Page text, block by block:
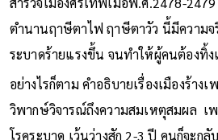
ตำนานฤาษีตาไฟ ฤาษีตาวัว นี้มีความจ
ระบาดร้ายแรงขึ้น จนทำให้ผู้คนต้องทิ้ง
อย่างไรก็ตาม คำอธิบายเรื่องเมืองร้าง
วิพากษ์วิจารณ์ถึงความสมเหตุสมผล เ
โรคระบาด เว้นว่างสัก 2-3 ปี คนก็จะกลั